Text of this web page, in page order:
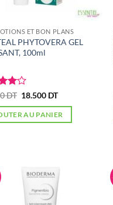
ET BON PLANS
PHYTOVERA GEL
100ml
4DT Le
initial
était :
18.500 DTLe
actuel
est :
AU PANIER